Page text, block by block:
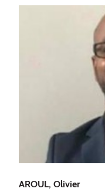
AROUL, Olivier